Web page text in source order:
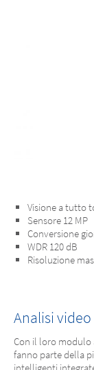
Visione a tutto
Sensore 12 MP
Conversione
WDR 120 dB
Risoluzione
Analisi
Con il loro modulo
fanno parte della
intelligenti